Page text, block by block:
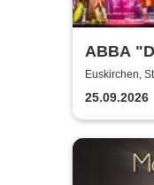
ABBA
Show
Euskirchen,
25.09.2026